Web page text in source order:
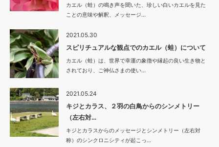
カエル（蛙）の鳴き声を聞いた、珍しい白いカエルを見た
ことの意味や解釈、メッセージ…
2021.05.30
スピリチュアルな観点でのカエル（蛙）について
カエル（蛙）は、世界で幸運の象徴や縁起の良い生き物と
されており、ご神仏さまの使い…
2021.05.24
キジとカラス、２羽の白鳥からのシンメトリー
（左右対…
キジとカラスからのメッセージとシンメトリー（左右対
称）のシンクロニシティが起こっ…